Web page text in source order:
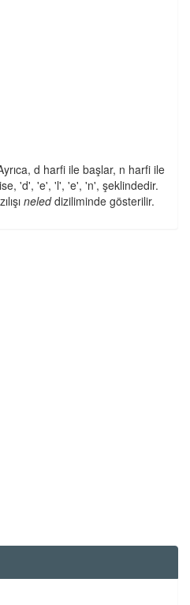
d harfi ile başlar, n harfi ile
'd', 'e', 'l', 'e', 'n', şeklindedir.
neleddiziliminde gösterilir.